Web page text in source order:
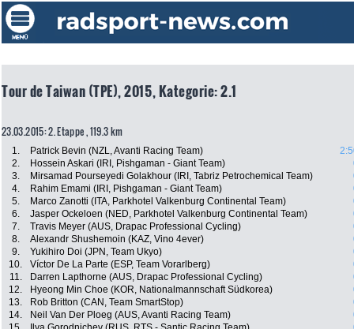
Tour de Taiwan (TPE), 2015, Kategorie: 2.1
23.03.2015: 2. Etappe , 119.3 km
1. Patrick Bevin (NZL, Avanti Racing Team)
2.
Hossein Askari (IRI, Pishgaman - Giant Team)
3.
Mirsamad Pourseyedi Golakhour (IRI, Tabriz Petrochemical Team)
4.
Rahim Emami (IRI, Pishgaman - Giant Team)
5.
Marco Zanotti (ITA, Parkhotel Valkenburg Continental Team)
6.
Jasper Ockeloen (NED, Parkhotel Valkenburg Continental Team)
7.
Travis Meyer (AUS, Drapac Professional Cycling)
8.
Alexandr Shushemoin (KAZ, Vino 4ever)
9.
Yukihiro Doi (JPN, Team Ukyo)
10.
Víctor De La Parte (ESP, Team Vorarlberg)
11.
Darren Lapthorne (AUS, Drapac Professional Cycling)
12.
Hyeong Min Choe (KOR, Nationalmannschaft Südkorea)
13.
Rob Britton (CAN, Team SmartStop)
14.
Neil Van Der Ploeg (AUS, Avanti Racing Team)